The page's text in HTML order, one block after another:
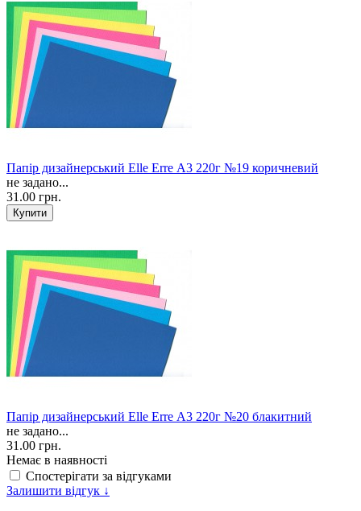
Папір дизайнерський Elle Erre А3 220г №19 коричневий
не задано...
31.00 грн.
Папір дизайнерський Elle Erre А3 220г №20 блакитний
не задано...
31.00 грн.
Немає в наявності
Спостерігати за відгуками
Залишити відгук ↓